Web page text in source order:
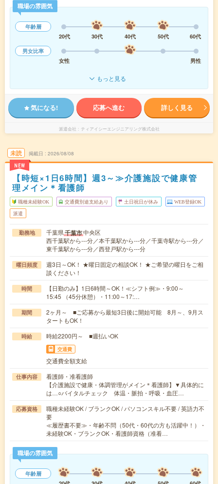
職場の雰囲気
年齢層
20代
30代 40代 50代
60代
男女比率
女性
男性
もっと見る
気になる! 応募へ進む 詳しく見る
派遣会社 ティアイシーエンジニアリング株式会社
未読
NEW
掲載日 2026/08/08
【時短×1日6時間】週3～≫介護施設で健康管
理メイン＊看護師
職種未経験OK 交通費別途支給あり 土日祝日が休み WEB登録OK
派遣
勤務地 千葉県千葉市中央区
西千葉駅から---分／本千葉駅から---分／千葉寺駅から---分／
東千葉駅から---分／西登戸駅から---分
曜日頻度
週3日～OK！ ★曜日固定の相談OK！ ★ご希望の曜日をご相
談ください！
時間
【日勤のみ】1日6時間～OK！≪シフト例≫・9:00～
15:45 （45分休憩）・11:00～17:…
期間
2ヶ月～ ■ご応募から最短3日後に開始可能 8月～、9月ス
タートもOK！
時給 時給2200円～ ■週払いOK
交通費
交通費全額支給
仕事内容
看護師・准看護師
【介護施設で健康・体調管理がメイン＊看護師】▼具体的に
は…○バイタルチェック 体温・脈拍・呼吸・血圧…
応募資格
職種未経験OK / ブランクOK / パソコンスキル不要 / 英語力不
要
≪履歴書不要≫・年齢不問（50代・60代の方も活躍中！）・
未経験OK・ブランクOK・看護師資格（准看…
職場の雰囲気
年齢層